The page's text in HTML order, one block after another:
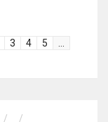
3 4 5